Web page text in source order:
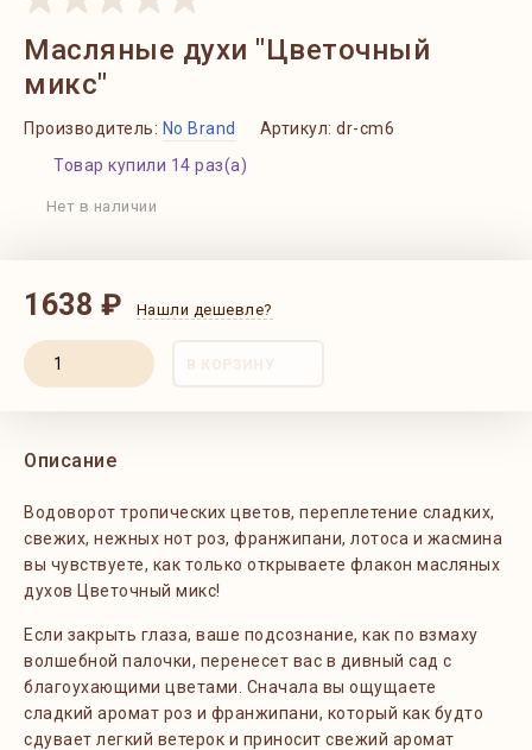
Масляные духи "Цветочный
микс"
Производитель: No Brand Артикул: dr-cm6
Товар купили 14 раз(а)
Нет в наличии
1638 ₽ Нашли дешевле?
В КОРЗИНУ
Описание
Водоворот тропических цветов, переплетение сладких,
свежих, нежных нот роз, франжипани, лотоса и жасмина
вы чувствуете, как только открываете флакон масляных
духов Цветочный микс!
Если закрыть глаза, ваше подсознание, как по взмаху
волшебной палочки, перенесет вас в дивный сад с
благоухающими цветами. Сначала вы ощущаете
сладкий аромат роз и франжипани, который как будто
сдувает легкий ветерок и приносит свежий аромат